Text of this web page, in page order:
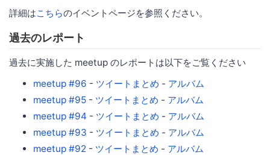
詳細はこちらのイベントページを参照ください。
過去のレポート
過去に実施した meetup のレポートは以下をご覧ください
meetup #96 - ツイートまとめ - アルバム
meetup #95 - ツイートまとめ - アルバム
meetup #94 - ツイートまとめ - アルバム
meetup #93 - ツイートまとめ - アルバム
meetup #92 - ツイートまとめ - アルバム